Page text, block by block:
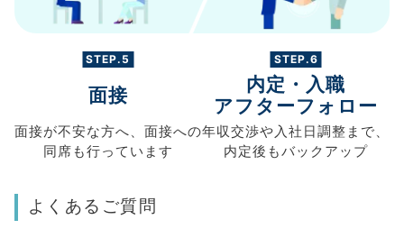
STEP.5
面接
面接が不安な方へ、 面接への
同席も行っています
STEP.6
内定・入職
アフターフォロー
年収交渉や入社日調整まで、
内定後もバックアップ
よくあるご質問